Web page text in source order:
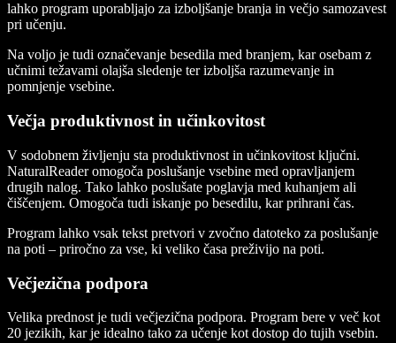
lahko program uporabljajo za izboljšanje branja in večjo samozavest
pri učenju.
Na voljo je tudi označevanje besedila med branjem, kar osebam z
učnimi težavami olajša sledenje ter izboljša razumevanje in
pomnjenje vsebine.
Večja produktivnost in učinkovitost
V sodobnem življenju sta produktivnost in učinkovitost ključni.
NaturalReader omogoča poslušanje vsebine med opravljanjem
drugih nalog. Tako lahko poslušate poglavja med kuhanjem ali
čiščenjem. Omogoča tudi iskanje po besedilu, kar prihrani čas.
Program lahko vsak tekst pretvori v zvočno datoteko za poslušanje
na poti – priročno za vse, ki veliko časa preživijo na poti.
Večjezična podpora
Velika prednost je tudi večjezična podpora. Program bere v več kot
20 jezikih, kar je idealno tako za učenje kot dostop do tujih vsebin.